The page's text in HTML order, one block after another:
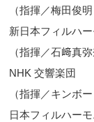
（指揮／梅田俊
新日本フィルハ
（指揮／石﨑真
NHK 交響楽団
（指揮／キンボ
日本フィルハー